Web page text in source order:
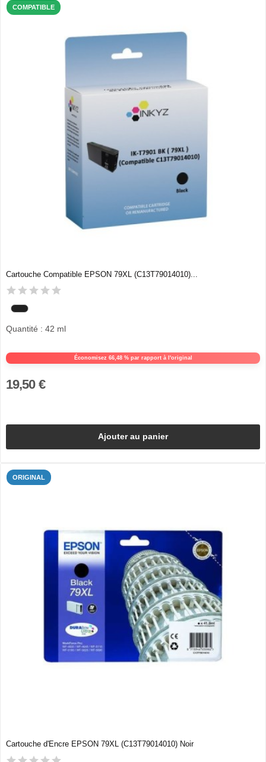
COMPATIBLE
Cartouche Compatible EPSON 79XL (C13T79014010)...
Économisez 66,48 % par rapport à l'original
Quantité : 42 ml
19,50 €
Ajouter au panier
ORIGINAL
Cartouche d'Encre EPSON 79XL (C13T79014010) Noir